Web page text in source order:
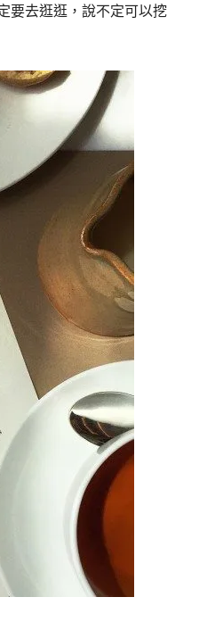
要去逛逛，說不定可以挖